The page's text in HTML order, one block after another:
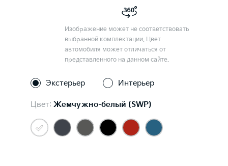
Изображение может не соответствовать
выбранной комплектации. Цвет
автомобиля может отличаться от
представленного на данном сайте.
Экстерьер Интерьер
Цвет: Жемчужно-белый (SWP)